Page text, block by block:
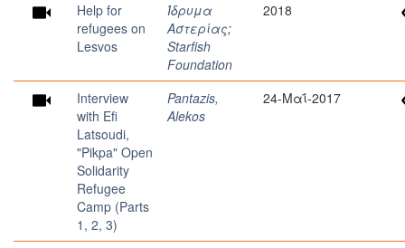
Help for
refugees on
Lesvos
Ίδρυμα
Αστερίας;
Starfish
Foundation
2018
Interview
with Efi
Latsoudi,
"Pikpa" Open
Solidarity
Refugee
Camp (Parts
1, 2, 3)
Pantazis,
Alekos
24-Μαΐ-2017